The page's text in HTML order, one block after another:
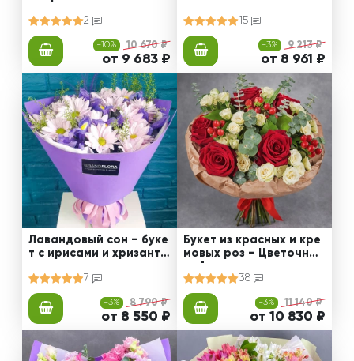
2
-10% 10 670 ₽
от 9 683 ₽
15
-3% 9 213 ₽
от 8 961 ₽
Лавандовый сон – буке
т с ирисами и хризанте
7
-3% 8 790 ₽
от 8 550 ₽
Букет из красных и кре
мовых роз – Цветочный
38
-3% 11 140 ₽
от 10 830 ₽